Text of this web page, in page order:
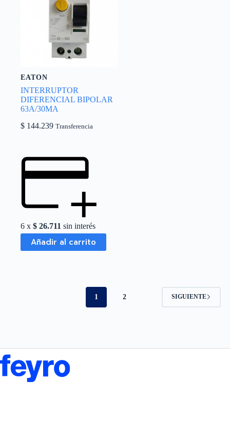
EATON
INTERRUPTOR
DIFERENCIAL BIPOLAR
63A/30MA
$ 144.239 Transferencia
6 x $ 26.711 sin interés
Añadir al carrito
1 2 SIGUIENTE